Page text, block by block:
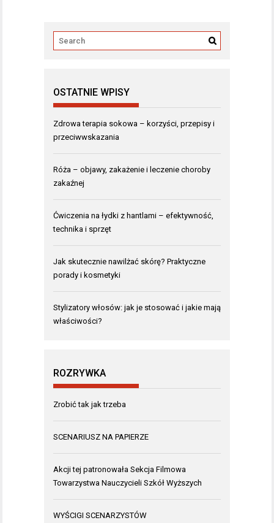
OSTATNIE WPISY
Zdrowa terapia sokowa – korzyści, przepisy i
przeciwwskazania
Róża – objawy, zakażenie i leczenie choroby
zakaźnej
Ćwiczenia na łydki z hantlami – efektywność,
technika i sprzęt
Jak skutecznie nawilżać skórę? Praktyczne
porady i kosmetyki
Stylizatory włosów: jak je stosować i jakie mają
właściwości?
ROZRYWKA
Zrobić tak jak trzeba
SCENARIUSZ NA PAPIERZE
Akcji tej patronowała Sekcja Filmowa
Towarzystwa Nauczycieli Szkół Wyższych
WYŚCIGI SCENARZYSTÓW